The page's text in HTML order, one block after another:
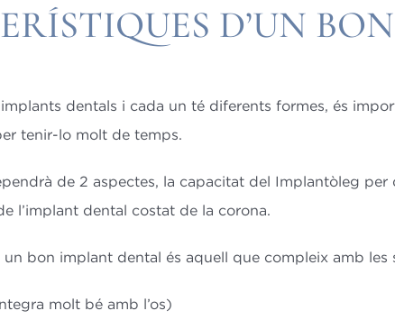
D’UN
dentals i cada un té diferents formes, és
tenir-lo molt de temps.
de 2 aspectes, la capacitat del Implantòleg
l’implant dental costat de la corona.
bon implant dental és aquell que compleix amb les
molt bé amb l’os)